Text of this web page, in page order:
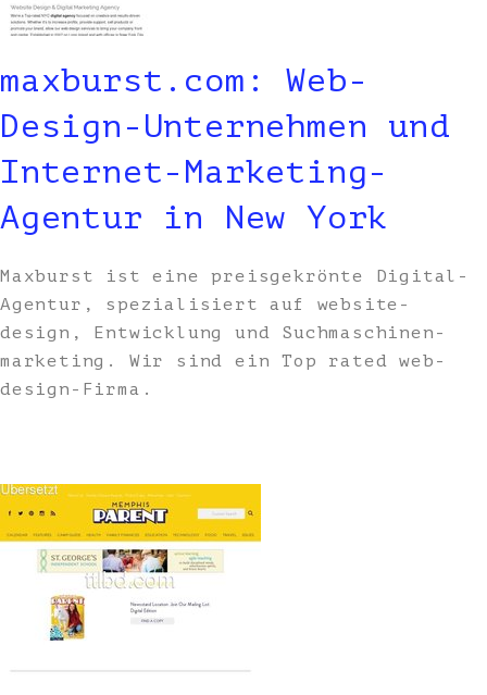
maxburst.com: Web-
Design-Unternehmen und
Internet-Marketing-
Agentur in New York
Maxburst ist eine preisgekrönte Digital-
Agentur, spezialisiert auf website-
design, Entwicklung und Suchmaschinen-
marketing. Wir sind ein Top rated web-
design-Firma.